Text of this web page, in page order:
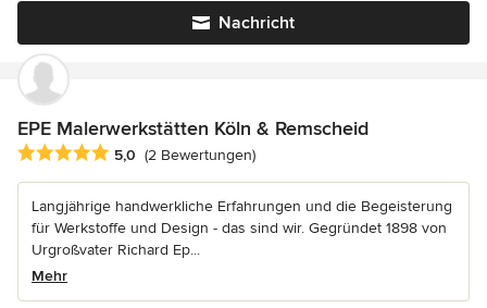
Nachricht
EPE Malerwerkstätten Köln & Remscheid
Durchschnittliche Bewertung: 5 von 5 Sternen
5,0 (2 Bewertungen)
Langjährige handwerkliche Erfahrungen und die Begeisterung
für Werkstoffe und Design - das sind wir. Gegründet 1898 von
Urgroßvater Richard Ep...
Mehr